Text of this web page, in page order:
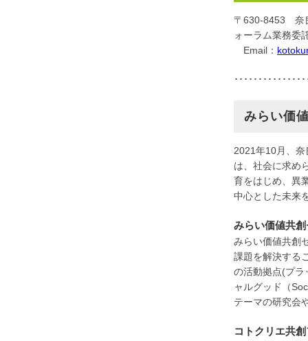
〒630-8453 奈
ォーラム業務
Email：
･･････････････
みらい価
2021年10月、
は、社会に求め
育をはじめ、異
中心とした未来
みらい価値共
みらい価値共創
課題を解決する
の活動拠点(プラ
ャルグッド（
テーマの研究会
コトクリエ共